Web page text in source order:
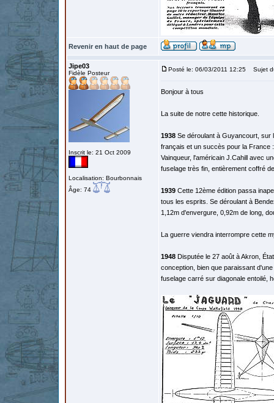
Revenir en haut de page
Jipe03
Fidèle Posteur
Inscrit le: 21 Oct 2009
Localisation: Bourbonnais
Âge: 74
Posté le: 06/03/2011 12:25 Sujet
Bonjour à tous
La suite de notre cette historique.
1938 Se déroulant à Guyancourt, sur
français et un succès pour la France
Vainqueur, l'américain J.Cahill avec
fuselage très fin, entièrement coffré
1939 Cette 12ème édition passa
tous les esprits. Se déroulant à
1,12m d'envergure, 0,92m de long,
La guerre viendra interrompre cette
1948 Disputée le 27 août à Akron,
conception, bien que paraissant
fuselage carré sur diagonale entoilé,